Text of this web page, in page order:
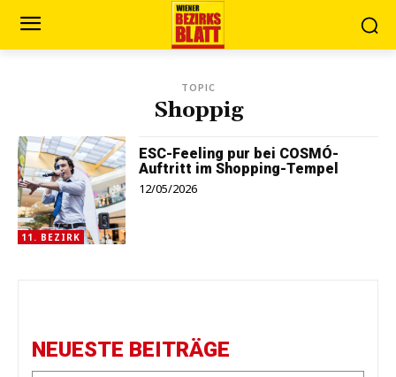
TOPIC
Shoppig
11. BEZIRK
ESC-Feeling pur bei COSMÓ-
Auftritt im Shopping-Tempel
12/05/2026
NEUESTE BEITRÄGE